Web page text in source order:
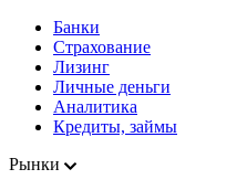
Банки
Страхование
Лизинг
Личные деньги
Аналитика
Кредиты, займы
Рынки